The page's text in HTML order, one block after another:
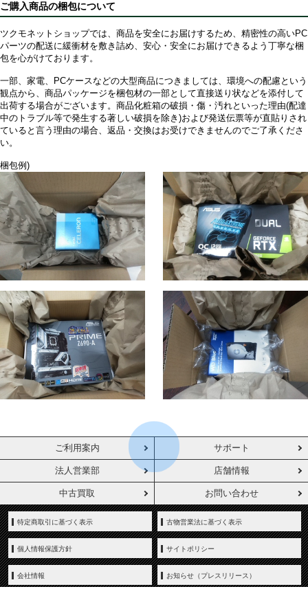
ご購入商品の梱包について
ツクモネットショップでは、商品を安全にお届けするため、精密性の高いPC
パーツの配送に緩衝材を敷き詰め、安心・安全にお届けできるよう丁寧な梱
包を心がけております。
一部、家電、PCケースなどの大型商品につきましては、環境への配慮という
観点から、商品パッケージを梱包材の一部として直接送り状などを添付して
出荷する場合がございます。商品化粧箱の破損・傷・汚れといった理由(配達
中のトラブル等で発生する著しい破損を除き)および発送伝票等が直貼りされ
ていると言う理由の場合、返品・交換はお受けできませんのでご了承くださ
い。
梱包例)
ご利用案内 サポート
法人営業部 店舗情報
中古買取 お問い合わせ
特定商取引に基づく表示 古物営業法に基づく表示
個人情報保護方針 サイトポリシー
会社情報 お知らせ（プレスリリース）